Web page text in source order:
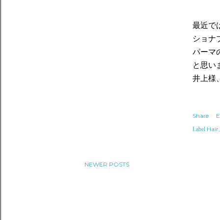
最近で
ショナ
パーマ
と思い
井上様
Share
Label Hair
NEWER POSTS